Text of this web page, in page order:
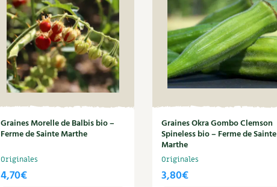
Graines Morelle de Balbis bio –
Ferme de Sainte Marthe
Originales
4,70€
Graines Okra Gombo Clemson
Spineless bio – Ferme de Sainte
Marthe
Originales
3,80€